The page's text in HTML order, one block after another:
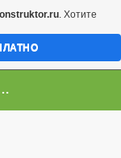
Лимузины.
. Хотите